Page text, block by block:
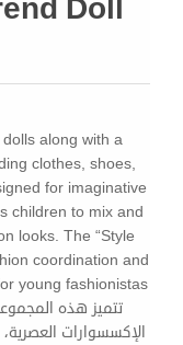
Doll
dolls along with a
clothes, shoes,
for imaginative
children to mix and
looks. The “Style
coordination and
تتميز هذه
الإكسسوارات العصرية،